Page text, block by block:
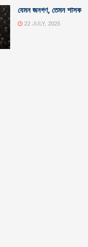
যেমন জনগণ, তেমন শাসক
22 JULY, 2025